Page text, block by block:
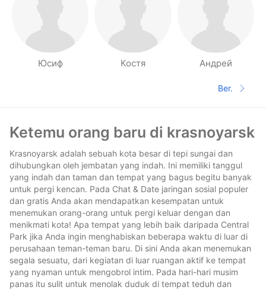
Юсиф Костя Андрей
Ber.
Ketemu orang baru di krasnoyarsk
Krasnoyarsk adalah sebuah kota besar di tepi sungai dan
dihubungkan oleh jembatan yang indah. Ini memiliki tanggul
yang indah dan taman dan tempat yang bagus begitu banyak
untuk pergi kencan. Pada Chat & Date jaringan sosial populer
dan gratis Anda akan mendapatkan kesempatan untuk
menemukan orang-orang untuk pergi keluar dengan dan
menikmati kota! Apa tempat yang lebih baik daripada Central
Park jika Anda ingin menghabiskan beberapa waktu di luar di
perusahaan teman-teman baru. Di sini Anda akan menemukan
segala sesuatu, dari kegiatan di luar ruangan aktif ke tempat
yang nyaman untuk mengobrol intim. Pada hari-hari musim
panas itu sulit untuk menolak duduk di tempat teduh dan